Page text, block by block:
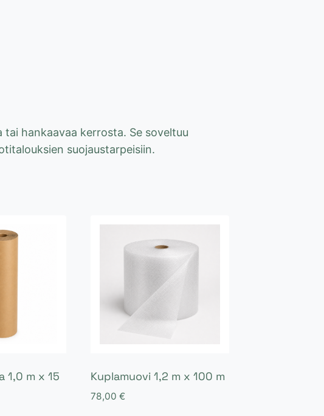
hankaavaa kerrosta. Se soveltuu
suojaustarpeisiin.
1,0 m x 15
Kuplamuovi 1,2 m x 100 m
78,00 €